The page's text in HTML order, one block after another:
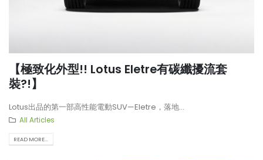
【極致化外型!! Lotus Eletre有碳纖擾流套
裝?!】
Lotus出品的第一部高性能電動SUV—Eletre，落地...
All Articles
READ MORE...
【再向經典致敬!! Suzuki Jimny
XL化身迷你G-Class】
【打造一部更簡潔有力的Honda
Type-R FL5?!】
【電車買鈴有什麼要注意!! 承重
能力好重要!!】
【真正碳為觀止!! McLaren
720S升級攻略】
【不能錯過的最新升級改
Instagram Reels】
【全球限量一部!! McLaren
650S Project Kilo升級攻